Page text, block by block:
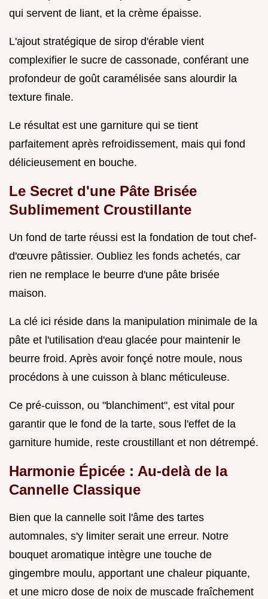
qui servent de liant, et la crème épaisse.
L'ajout stratégique de sirop d'érable vient
complexifier le sucre de cassonade, conférant une
profondeur de goût caramélisée sans alourdir la
texture finale.
Le résultat est une garniture qui se tient
parfaitement après refroidissement, mais qui fond
délicieusement en bouche.
Le Secret d'une Pâte Brisée
Sublimement Croustillante
Un fond de tarte réussi est la fondation de tout chef-
d'œuvre pâtissier. Oubliez les fonds achetés, car
rien ne remplace le beurre d'une pâte brisée
maison.
La clé ici réside dans la manipulation minimale de la
pâte et l'utilisation d'eau glacée pour maintenir le
beurre froid. Après avoir fonçé notre moule, nous
procédons à une cuisson à blanc méticuleuse.
Ce pré-cuisson, ou "blanchiment", est vital pour
garantir que le fond de la tarte, sous l'effet de la
garniture humide, reste croustillant et non détrempé.
Harmonie Épicée : Au-delà de la
Cannelle Classique
Bien que la cannelle soit l'âme des tartes
automnales, s'y limiter serait une erreur. Notre
bouquet aromatique intègre une touche de
gingembre moulu, apportant une chaleur piquante,
et une micro dose de noix de muscade fraîchement